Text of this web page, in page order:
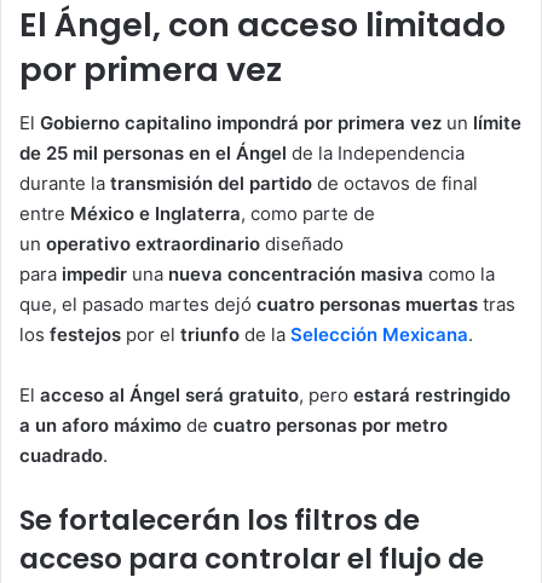
El Ángel, con acceso limitado
por primera vez
El Gobierno capitalino impondrá por primera vez un límite
de 25 mil personas en el Ángel de la Independencia
durante la transmisión del partido de octavos de final
entre México e Inglaterra, como parte de
un operativo extraordinario diseñado
para impedir una nueva concentración masiva como la
que, el pasado martes dejó cuatro personas muertas tras
los festejos por el triunfo de la Selección Mexicana.
El acceso al Ángel será gratuito, pero estará restringido
a un aforo máximo de cuatro personas por metro
cuadrado.
Se fortalecerán los filtros de
acceso para controlar el flujo de